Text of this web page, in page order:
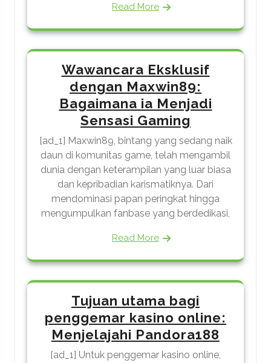
Read More
Wawancara Eksklusif
dengan Maxwin89:
Bagaimana ia Menjadi
Sensasi Gaming
[ad_1] Maxwin89, bintang yang sedang naik
daun di komunitas game, telah mengambil
dunia dengan keterampilan yang luar biasa
dan kepribadian karismatiknya. Dari
mendominasi papan peringkat hingga
mengumpulkan fanbase yang berdedikasi,
Read More
Tujuan utama bagi
penggemar kasino online:
Menjelajahi Pandora188
[ad_1] Untuk penggemar kasino online,